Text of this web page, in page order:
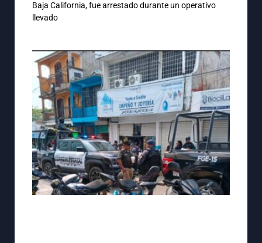
Baja California, fue arrestado durante un operativo
llevado